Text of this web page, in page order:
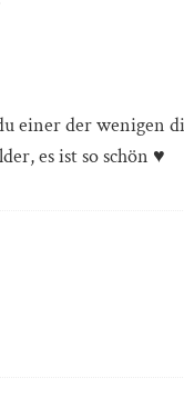
einer der wenigen
es ist so schön ♥